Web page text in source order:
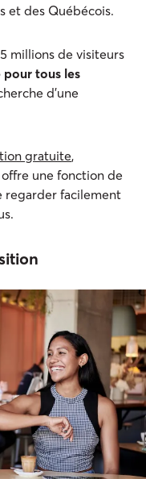
et des Québécois.
millions de visiteurs
tous les
d’une
gratuite,
une fonction de
regarder facilement